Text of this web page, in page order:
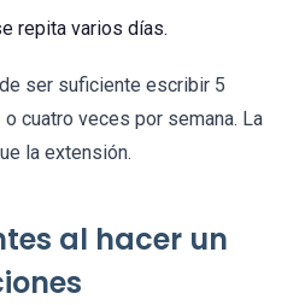
repita varios días.
ser suficiente escribir 5
cuatro veces por semana. La
la extensión.
al hacer un